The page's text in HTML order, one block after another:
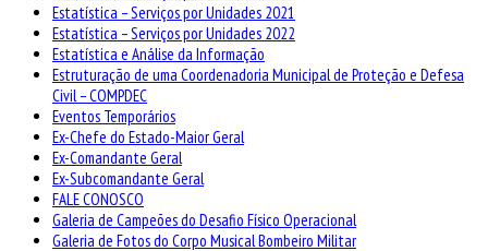
Estatística – Serviços por Unidades 2021
Estatística – Serviços por Unidades 2022
Estatística e Análise da Informação
Estruturação de uma Coordenadoria Municipal de Proteção e Defesa
Civil – COMPDEC
Eventos Temporários
Ex-Chefe do Estado-Maior Geral
Ex-Comandante Geral
Ex-Subcomandante Geral
FALE CONOSCO
Galeria de Campeões do Desafio Físico Operacional
Galeria de Fotos do Corpo Musical Bombeiro Militar